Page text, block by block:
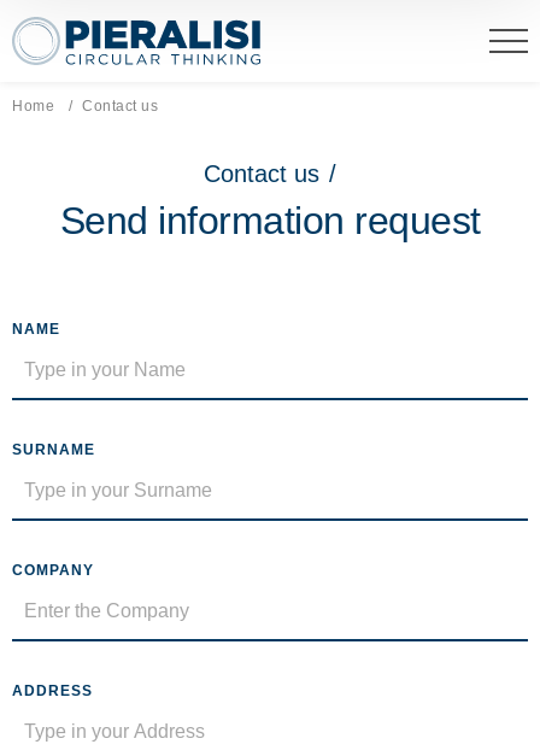
Pieralisi Maip Spa
Home Current page:
Contact us
Contact us /
Send information request
NAME
SURNAME
COMPANY
ADDRESS